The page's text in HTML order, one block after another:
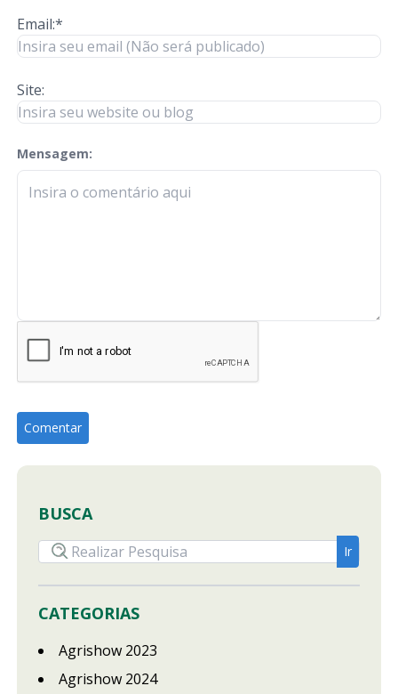
Email:*
Site:
Mensagem:
check-terms
BUSCA
CATEGORIAS
Agrishow 2023
Agrishow 2024